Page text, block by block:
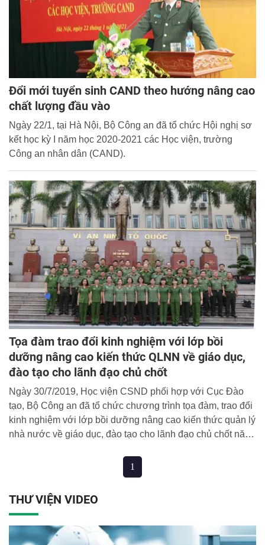
Đổi mới tuyển sinh CAND theo hướng nâng cao
chất lượng đầu vào
Ngày 22/1, tại Hà Nội, Bộ Công an đã tổ chức Hội nghị sơ
kết học kỳ I năm học 2020-2021 các Học viện, trường
Công an nhân dân (CAND).
Tọa đàm trao đổi kinh nghiệm với lớp bồi
dưỡng nâng cao kiến thức QLNN về giáo dục,
đào tạo cho lãnh đạo chủ chốt
Ngày 30/7/2019, Học viện CSND phối hợp với Cục Đào
tạo, Bộ Công an đã tổ chức chương trình tọa đàm, trao đổi
kinh nghiệm với lớp bồi dưỡng nâng cao kiến thức quản lý
nhà nước về giáo dục, đào tạo cho lãnh đạo chủ chốt năm
1
THƯ VIỆN VIDEO